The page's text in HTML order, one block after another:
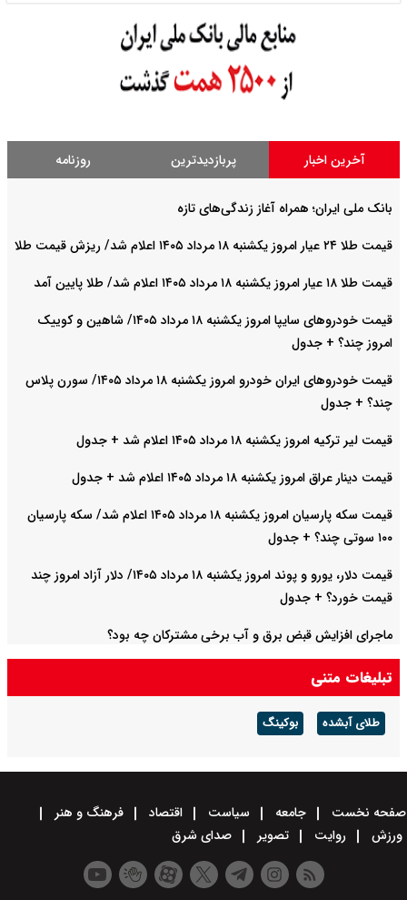
آخرین اخبار پربازدیدترین روزنامه
بانک ملی ایران؛ همراه آغاز زندگی‌های تازه
قیمت طلا ۲۴ عیار امروز یکشنبه ۱۸ مرداد ۱۴۰۵ اعلام شد/ ریزش قیمت طلا
قیمت طلا ۱۸ عیار امروز یکشنبه ۱۸ مرداد ۱۴۰۵ اعلام شد/ طلا پایین آمد
قیمت خودرو‌های سایپا امروز یکشنبه ۱۸ مرداد ۱۴۰۵/ شاهین و کوییک
امروز چند؟ + جدول
قیمت خودرو‌های ایران خودرو امروز یکشنبه ۱۸ مرداد ۱۴۰۵/ سورن پلاس
چند؟ + جدول
قیمت لیر ترکیه امروز یکشنبه ۱۸ مرداد ۱۴۰۵ اعلام شد + جدول
قیمت دینار عراق امروز یکشنبه ۱۸ مرداد ۱۴۰۵ اعلام شد + جدول
قیمت سکه پارسیان امروز یکشنبه ۱۸ مرداد ۱۴۰۵ اعلام شد/ سکه پارسیان
۱۰۰ سوتی چند؟ + جدول
قیمت دلار، یورو و پوند امروز یکشنبه ۱۸ مرداد ۱۴۰۵/ دلار آزاد امروز چند
قیمت خورد؟ + جدول
ماجرای افزایش قبض برق و آب برخی مشترکان چه بود؟
تبلیغات متنی
طلای آبشده بوکینگ
صفحه نخست جامعه سیاست اقتصاد
فرهنگ و هنر
ورزش
روایت تصویر صدای شرق